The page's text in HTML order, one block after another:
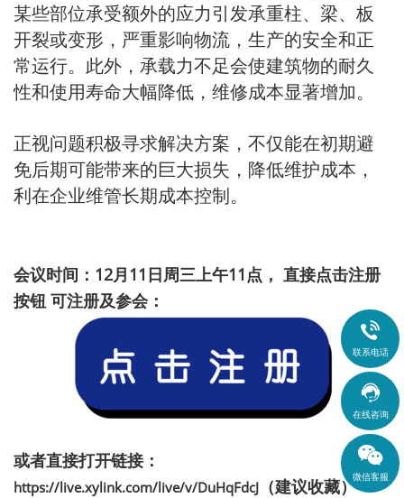
某些部位承受额外的应力引发承重柱、梁、板
开裂或变形，严重影响物流，生产的安全和正
常运行。此外，承载力不足会使建筑物的耐久
性和使用寿命大幅降低，维修成本显著增加。
正视问题积极寻求解决方案，不仅能在初期避
免后期可能带来的巨大损失，降低维护成本，
利在企业维管长期成本控制。
会议时间：12月11日周三上午11点， 直接点击注册
按钮 可注册及参会：
或者直接打开链接：
https://live.xylink.com/live/v/DuHqFdcJ （建议收藏）

联系电话

在线咨询
微信客服